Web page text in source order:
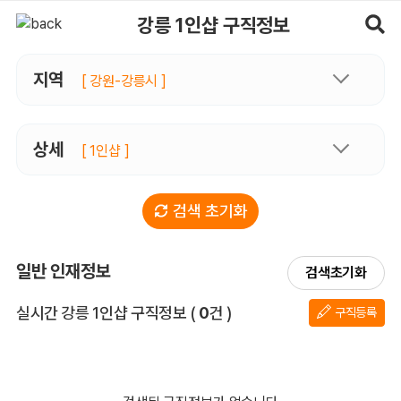
강릉 1인샵 구직정보
지역 [ 강원-강릉시 ]
상세 [ 1인샵 ]
검색 초기화
일반 인재정보 검색초기화
실시간 강릉 1인샵 구직정보 전체 목록
( 0건 ) 구직등록